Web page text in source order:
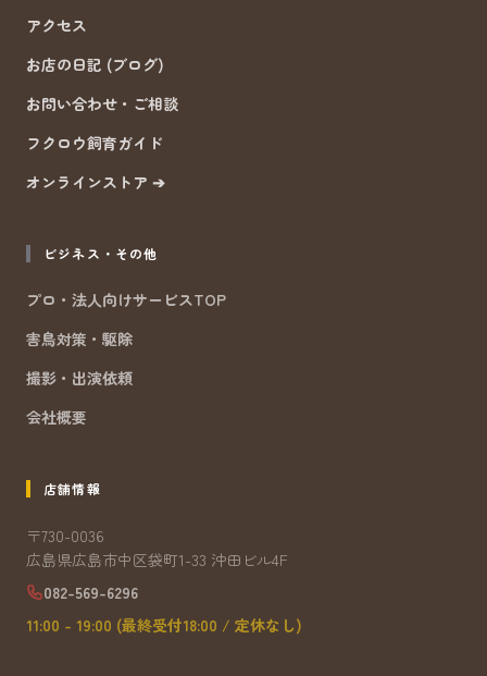
アクセス
お店の日記 (ブログ)
お問い合わせ・ご相談
フクロウ飼育ガイド
オンラインストア ➔
ビジネス・その他
プロ・法人向けサービスTOP
害鳥対策・駆除
撮影・出演依頼
会社概要
店舗情報
〒730-0036
広島県広島市中区袋町1-33 沖田ビル4F
082-569-6296
11:00 - 19:00 (最終受付18:00 / 定休なし)